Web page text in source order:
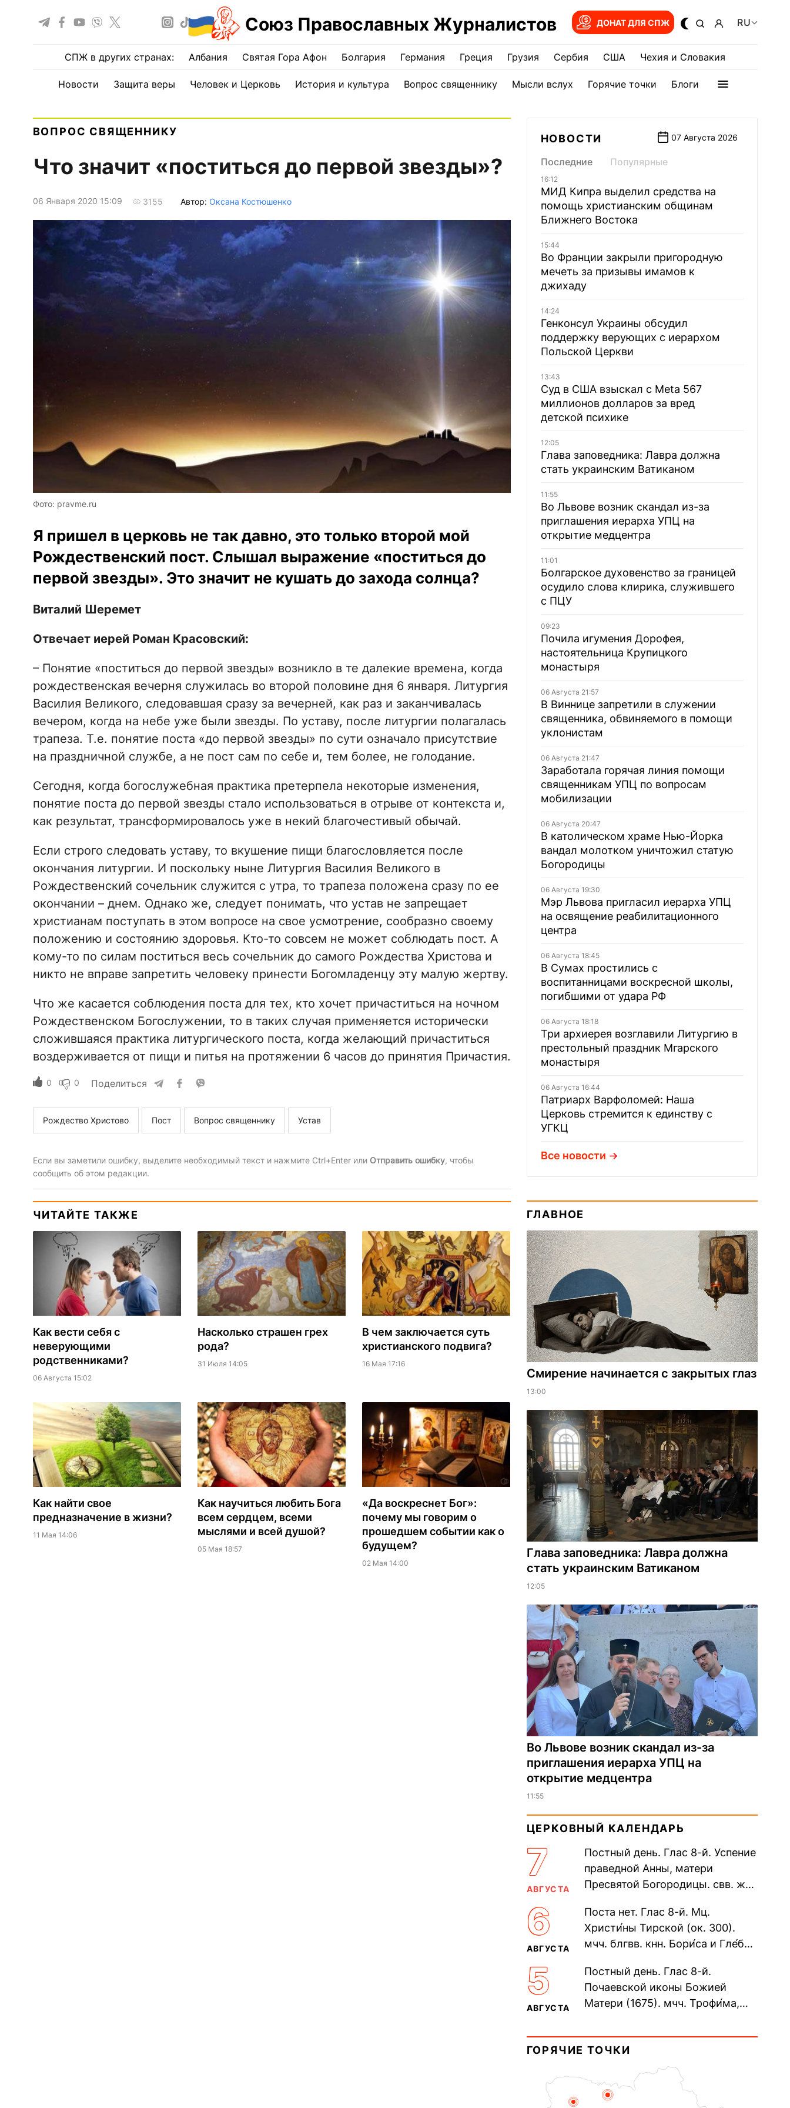
Союз Православных Журналистов ДОНАТ ДЛЯ СПЖ RU
СПЖ в других странах: Албания Святая Гора Афон Болгария Германия Греция Грузия Сербия США Чехия и Словакия
Новости Защита веры Человек и Церковь История и культура Вопрос священнику Мысли вслух Горячие точки Блоги
ВОПРОС СВЯЩЕННИКУ
Что значит «поститься до первой звезды»?
06 Января 2020 15:09 3155 Автор: Оксана Костюшенко
Фото: pravme.ru
Я пришел в церковь не так давно, это только второй мой
Рождественский пост. Слышал выражение «поститься до
первой звезды». Это значит не кушать до захода солнца?
Виталий Шеремет
Отвечает иерей Роман Красовский:
– Понятие «поститься до первой звезды» возникло в те далекие времена, когда
рождественская вечерня служилась во второй половине дня 6 января. Литургия
Василия Великого, следовавшая сразу за вечерней, как раз и заканчивалась
вечером, когда на небе уже были звезды. По уставу, после литургии полагалась
трапеза. Т.е. понятие поста «до первой звезды» по сути означало присутствие
на праздничной службе, а не пост сам по себе и, тем более, не голодание.
Сегодня, когда богослужебная практика претерпела некоторые изменения,
понятие поста до первой звезды стало использоваться в отрыве от контекста и,
как результат, трансформировалось уже в некий благочестивый обычай.
Если строго следовать уставу, то вкушение пищи благословляется после
окончания литургии. И поскольку ныне Литургия Василия Великого в
Рождественский сочельник служится с утра, то трапеза положена сразу по ее
окончании – днем. Однако же, следует понимать, что устав не запрещает
христианам поступать в этом вопросе на свое усмотрение, сообразно своему
положению и состоянию здоровья. Кто-то совсем не может соблюдать пост. А
кому-то по силам поститься весь сочельник до самого Рождества Христова и
никто не вправе запретить человеку принести Богомладенцу эту малую жертву.
Что же касается соблюдения поста для тех, кто хочет причаститься на ночном
Рождественском Богослужении, то в таких случая применяется исторически
сложившаяся практика литургического поста, когда желающий причаститься
воздерживается от пищи и питья на протяжении 6 часов до принятия Причастия.
0 0 Поделиться
Рождество Христово Пост Вопрос священнику Устав
Если вы заметили ошибку, выделите необходимый текст и нажмите Ctrl+Enter или Отправить ошибку, чтобы
сообщить об этом редакции.
ЧИТАЙТЕ ТАКЖЕ
Как вести себя с
неверующими
родственниками?
06 Августа 15:02
Насколько страшен грех
рода?
31 Июля 14:05
В чем заключается суть
христианского подвига?
16 Мая 17:16
Как найти свое
предназначение в жизни?
11 Мая 14:06
Как научиться любить Бога
всем сердцем, всеми
мыслями и всей душой?
05 Мая 18:57
«Да воскреснет Бог»:
почему мы говорим о
прошедшем событии как о
будущем?
02 Мая 14:00
НОВОСТИ 07 Августа 2026
Последние Популярные
16:12
МИД Кипра выделил средства на
помощь христианским общинам
Ближнего Востока
15:44
Во Франции закрыли пригородную
мечеть за призывы имамов к
джихаду
14:24
Генконсул Украины обсудил
поддержку верующих с иерархом
Польской Церкви
13:43
Суд в США взыскал с Meta 567
миллионов долларов за вред
детской психике
12:05
Глава заповедника: Лавра должна
стать украинским Ватиканом
11:55
Во Львове возник скандал из-за
приглашения иерарха УПЦ на
открытие медцентра
11:01
Болгарское духовенство за границей
осудило слова клирика, служившего
с ПЦУ
09:23
Почила игумения Дорофея,
настоятельница Крупицкого
монастыря
06 Августа 21:57
В Виннице запретили в служении
священника, обвиняемого в помощи
уклонистам
06 Августа 21:47
Заработала горячая линия помощи
священникам УПЦ по вопросам
мобилизации
06 Августа 20:47
В католическом храме Нью-Йорка
вандал молотком уничтожил статую
Богородицы
06 Августа 19:30
Мэр Львова пригласил иерарха УПЦ
на освящение реабилитационного
центра
06 Августа 18:45
В Сумах простились с
воспитанницами воскресной школы,
погибшими от удара РФ
06 Августа 18:18
Три архиерея возглавили Литургию в
престольный праздник Мгарского
монастыря
06 Августа 16:44
Патриарх Варфоломей: Наша
Церковь стремится к единству с
УГКЦ
Все новости
ГЛАВНОЕ
Смирение начинается с закрытых глаз
13:00
Глава заповедника: Лавра должна
стать украинским Ватиканом
12:05
Во Львове возник скандал из-за
приглашения иерарха УПЦ на
открытие медцентра
11:55
ЦЕРКОВНЫЙ КАЛЕНДАРЬ
7
АВГУСТА
Постный день. Глас 8-й. Успение
праведной Анны, матери
Пресвятой Богородицы. свв. жен
прп. Евпракси́и девы,...
6
АВГУСТА
Поста нет. Глас 8-й. Мц.
Христи́ны Тирской (ок. 300).
мчч. блгвв. кнн. Бори́са и Гле́ба,
Дави́да (1015). Прп....
5
АВГУСТА
Постный день. Глас 8-й.
Почаевской иконы Божией
Матери (1675). мчч. Трофи́ма,
мучеников (284–305). прав.
воина Фео́дора...
ГОРЯЧИЕ ТОЧКИ